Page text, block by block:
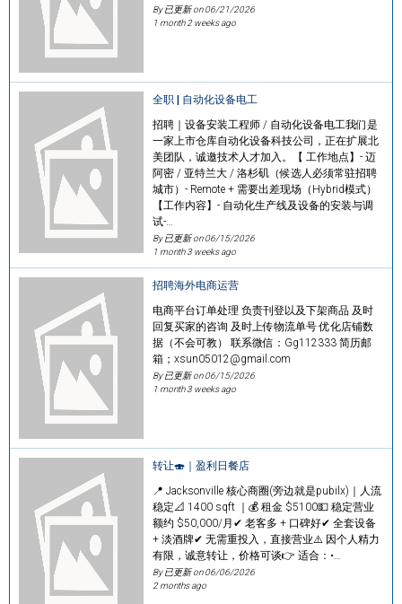
By 已更新 on06/21/2026
1 month 2 weeks ago
全职 | 自动化设备电工
招聘｜设备安装工程师 / 自动化设备电工我们是
一家上市仓库自动化设备科技公司，正在扩展北
美团队，诚邀技术人才加入。【 工作地点】- 迈
阿密 / 亚特兰大 / 洛杉矶（候选人必须常驻招聘
城市）- Remote + 需要出差现场（Hybrid模式）
【工作内容】- 自动化生产线及设备的安装与调
试-…
By 已更新 on06/15/2026
1 month 3 weeks ago
招聘海外电商运营
电商平台订单处理 负责刊登以及下架商品 及时
回复买家的咨询 及时上传物流单号 优化店铺数
据（不会可教） 联系微信：Gg112333 简历邮
箱；xsun05012@gmail.com
By 已更新 on06/15/2026
1 month 3 weeks ago
转让🍣｜盈利日餐店
📍 Jacksonville 核心商圈(旁边就是pubilx)｜人流
稳定📐 1400 sqft ｜💰 租金 $5100💵 稳定营业
额约 $50,000/月✔ 老客多 + 口碑好✔ 全套设备
+ 淡酒牌✔ 无需重投入，直接营业⚠️ 因个人精力
有限，诚意转让，价格可谈👉 适合：•…
By 已更新 on06/06/2026
2 months ago